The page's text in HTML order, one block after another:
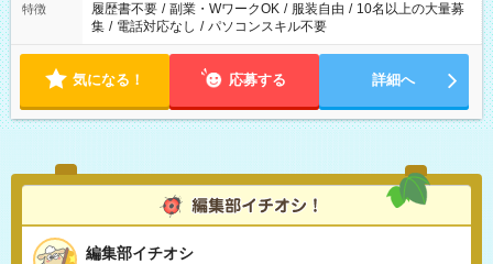
特徴 履歴書不要 / 副業・WワークOK / 服装自由 / 10名以上の大量募
集 / 電話対応なし / パソコンスキル不要
気になる！ 応募する 詳細へ
編集部イチオシ